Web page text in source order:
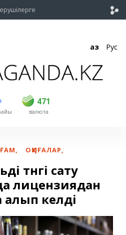
Қаз Рус
471
468.5
541.5
валюта
, ОҚИҒАЛАР,
түнгі сату
лицензиядан
алып келді